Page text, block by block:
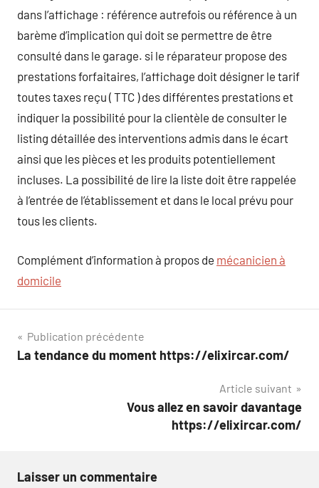
dans l’affichage : référence autrefois ou référence à un
barème d’implication qui doit se permettre de être
consulté dans le garage. si le réparateur propose des
prestations forfaitaires, l’affichage doit désigner le tarif
toutes taxes reçu ( TTC ) des différentes prestations et
indiquer la possibilité pour la clientèle de consulter le
listing détaillée des interventions admis dans le écart
ainsi que les pièces et les produits potentiellement
incluses. La possibilité de lire la liste doit être rappelée
à l’entrée de l’établissement et dans le local prévu pour
tous les clients.
Complément d’information à propos de mécanicien à
domicile
Navigation
de
Publication précédente
La tendance du moment https://elixircar.com/
Article suivant
Vous allez en savoir davantage
https://elixircar.com/
Laisser un commentaire